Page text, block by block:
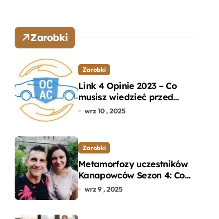
Zarobki
Zarobki
Link 4 Opinie 2023 – Co
musisz wiedzieć przed
wyborem ubezpieczenia
wrz 10 , 2025
Zarobki
Metamorfozy uczestników
Kanapowców Sezon 4: Co
naprawdę zaskoczyło
wrz 9 , 2025